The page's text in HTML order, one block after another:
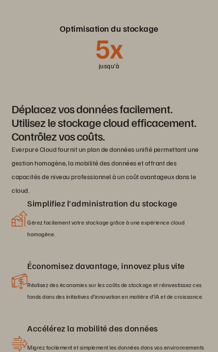
Optimisation du stockage
5x
jusqu’à
Déplacez vos données facilement.
Utilisez le stockage cloud efficacement.
Contrôlez vos coûts.
Everpure Cloud fournit un plan de données unifié permettant une
gestion homogène, la mobilité des données et offrant des
capacités de niveau professionnel à un coût avantageux dans le
cloud.
Simplifiez l’administration du stockage
Gérez facilement votre stockage grâce à une expérience cloud
homogène.
Économisez davantage, innovez plus vite
Réalisez des économies sur les coûts de stockage et réinvestissez ces
fonds dans des initiatives d’innovation en matière d’IA et de croissance.
Accélérez la mobilité des données
Migrez facilement et simplement les données dans vos environnements